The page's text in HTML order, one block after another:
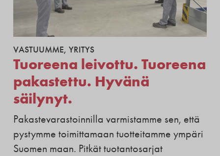
VASTUUMME, YRITYS
Tuoreena leivottu. Tuoreena
pakastettu. Hyvänä
säilynyt.
Pakastevarastoinnilla varmistamme sen, että
pystymme toimittamaan tuotteitamme ympäri
Suomen maan. Pitkät tuotantosarjat